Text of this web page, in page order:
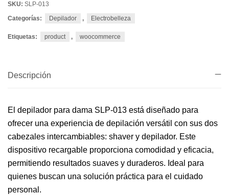
SKU: SLP-013
Categorías:
Depilador , Electrobelleza
Etiquetas: product , woocommerce
Descripción
El depilador para dama SLP-013 está diseñado para
ofrecer una experiencia de depilación versátil con sus dos
cabezales intercambiables: shaver y depilador. Este
dispositivo recargable proporciona comodidad y eficacia,
permitiendo resultados suaves y duraderos. Ideal para
quienes buscan una solución práctica para el cuidado
personal.